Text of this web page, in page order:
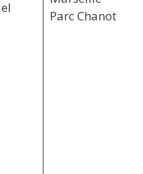
Parc Chanot